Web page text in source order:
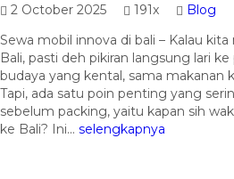
2 October 2025 191x
Blog
Sewa mobil innova di bali – Kalau
Bali, pasti deh pikiran langsung lari
budaya yang kental, sama makanan
Tapi, ada satu poin penting yang
sebelum packing, yaitu kapan sih
ke Bali? Ini... selengkapnya